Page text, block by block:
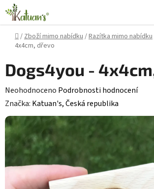
Přejít
na
obsah
Domů
/Zboží mimo nabídku/Razítka mimo nabídku
4x4cm, dřevo
Dogs4you -
Průměrné
hodnocení
produktu
je
0,0
z
5
hvězdiček.
Neohodnoceno Podrobnosti hodnocení
Značka: Katuan's, Česká republika